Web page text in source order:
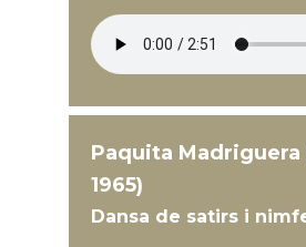
Paquita Madriguera
1965)
Dansa de satirs i